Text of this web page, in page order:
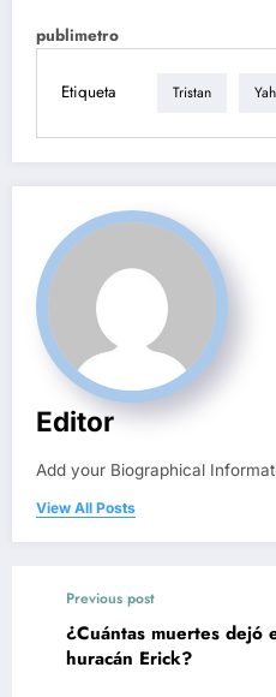
publimetro
Etiqueta Tristan
Editor
Add your Biographical
View All Posts
Previous post
¿Cuántas muertes dejó
huracán Erick?